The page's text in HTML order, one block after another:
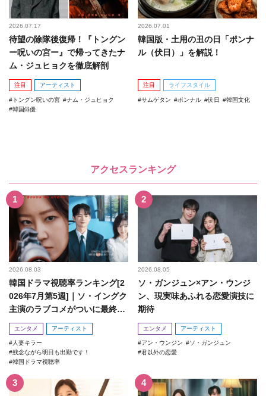
2026.07.17
待望の除隊後復帰！『トングン
ー呪いの宮ー』で帰ってきたナ
ム・ジュヒョクを徹底解剖
注目 アーティスト
トングン呪いの宮
ナム・ジュヒョク
韓国俳優
2026.07.01
韓国版・土用の丑の日「ポンナ
ル（伏日）」を解説！
注目 ライフスタイル
サムゲタン ポンナル 伏日 韓国文化
アクセスランキング
2026.08.03
韓国ドラマ視聴率ランキング[2
026年7月第5週]｜ソ・イングク
主演のラブコメがついに最終
回！
エンタメ アーティスト
人妻キラー
残念ながら明日も出勤です！
韓国ドラマ視聴率
2026.08.05
ソ・ガンジュン×アン・ウンジ
ン、現実味あふれる恋愛演技に
期待
エンタメ アーティスト
アン・ウンジン
ソ・ガンジュン
君以外の恋愛